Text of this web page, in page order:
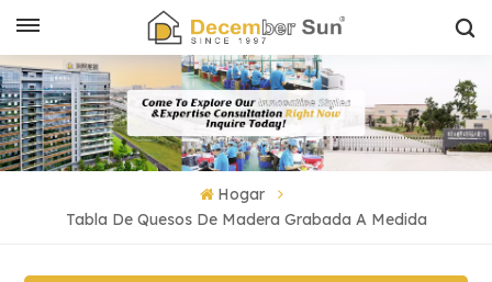
Hogar
Tabla De Quesos De Madera Grabada A Medida